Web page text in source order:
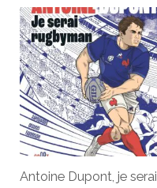
Antoine Dupont, je serai